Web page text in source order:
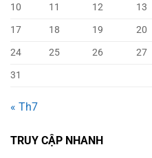
10
11 12 13
17
18 19 20
24
25 26 27
31
« Th7
TRUY CẬP NHANH